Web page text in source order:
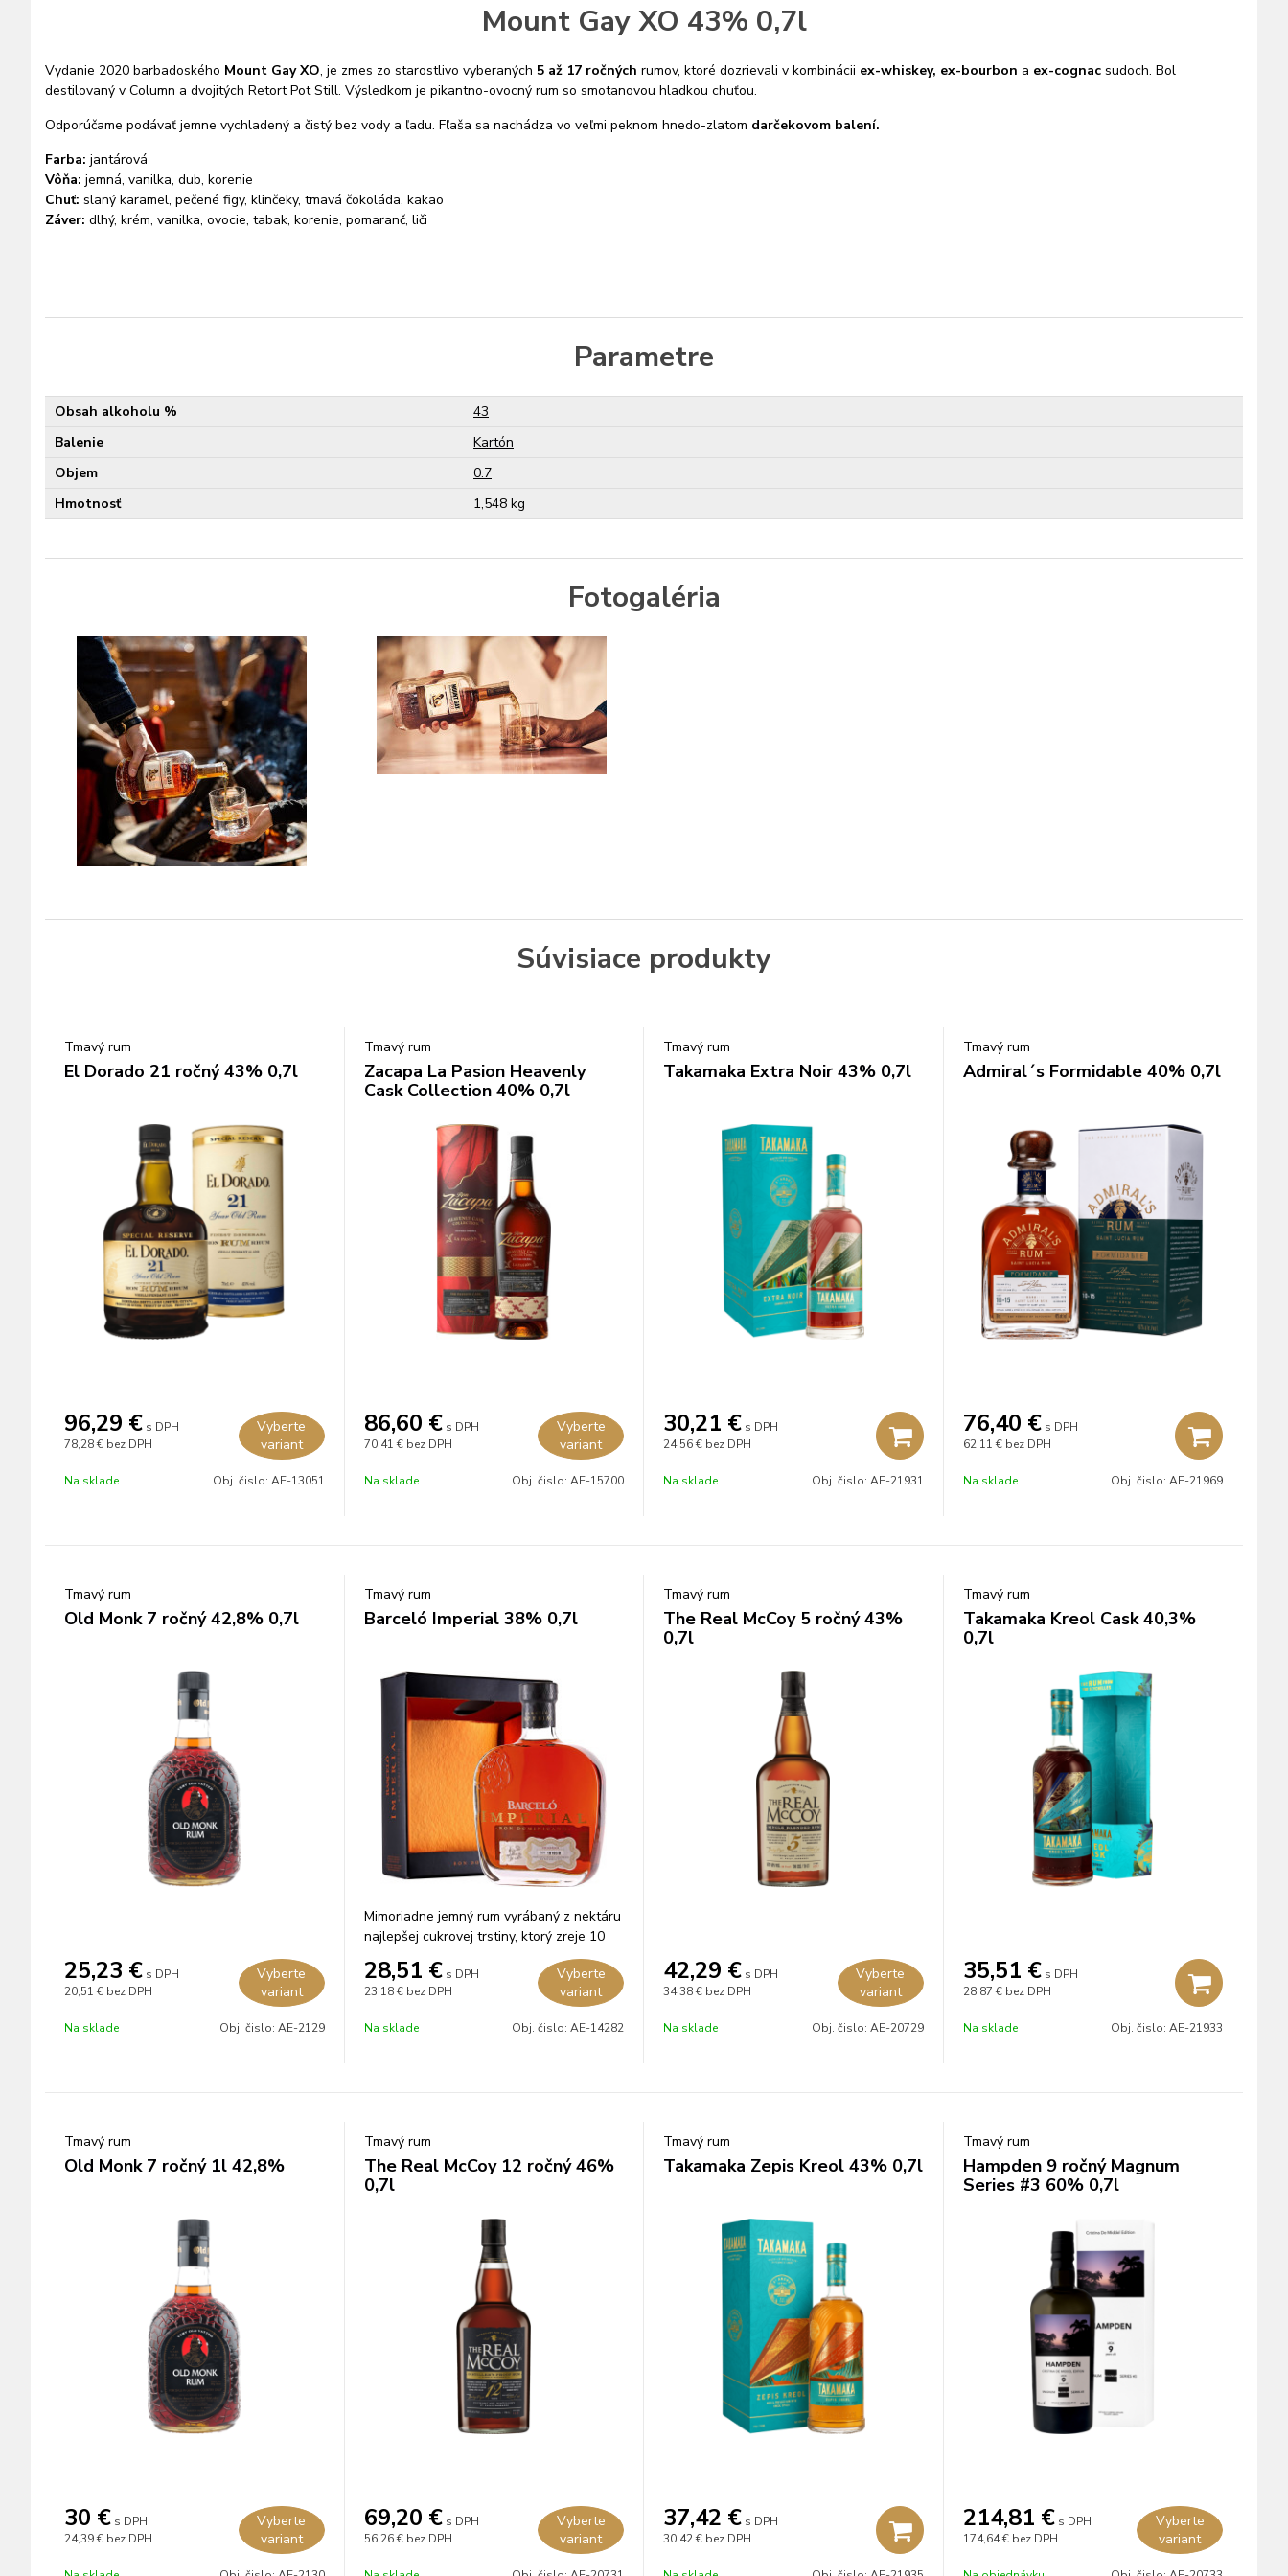
Mount Gay XO 43% 0,7l
Vydanie 2020 barbadoského Mount Gay XO, je zmes zo starostlivo vyberaných 5 až 17 ročných rumov, ktoré dozrievali v kombinácii ex-whiskey, ex-bourbon a ex-cognac sudoch. Bol
destilovaný v Column a dvojitých Retort Pot Still. Výsledkom je pikantno-ovocný rum so smotanovou hladkou chuťou.
Odporúčame podávať jemne vychladený a čistý bez vody a ľadu. Fľaša sa nachádza vo veľmi peknom hnedo-zlatom darčekovom balení.
Farba: jantárová
Vôňa: jemná, vanilka, dub, korenie
Chuť: slaný karamel, pečené figy, klinčeky, tmavá čokoláda, kakao
Záver: dlhý, krém, vanilka, ovocie, tabak, korenie, pomaranč, liči
Parametre
Obsah alkoholu %
43
Balenie
Kartón
Objem
0.7
Hmotnosť
1,548 kg
Fotogaléria
Súvisiace produkty
Tmavý rum
El Dorado 21 ročný 43% 0,7l
96,29 € s DPH
78,28 € bez DPH
Vyberte
variant
Na sklade Obj. čislo: AE-13051
Tmavý rum
Zacapa La Pasion Heavenly
Cask Collection 40% 0,7l
86,60 € s DPH
70,41 € bez DPH
Vyberte
variant
Na sklade Obj. čislo: AE-15700
Tmavý rum
Takamaka Extra Noir 43% 0,7l
30,21 € s DPH
24,56 € bez DPH
Na sklade Obj. čislo: AE-21931
Tmavý rum
Admiral´s Formidable 40% 0,7l
76,40 € s DPH
62,11 € bez DPH
Na sklade Obj. čislo: AE-21969
Tmavý rum
Old Monk 7 ročný 42,8% 0,7l
25,23 € s DPH
20,51 € bez DPH
Vyberte
variant
Na sklade Obj. čislo: AE-2129
Tmavý rum
Barceló Imperial 38% 0,7l
Mimoriadne jemný rum vyrábaný z nektáru
najlepšej cukrovej trstiny, ktorý zreje 10
rokov v amerických dubových sudoch po
bourbone.
28,51 € s DPH
23,18 € bez DPH
Vyberte
variant
Na sklade Obj. čislo: AE-14282
Tmavý rum
The Real McCoy 5 ročný 43%
0,7l
42,29 € s DPH
34,38 € bez DPH
Vyberte
variant
Na sklade Obj. čislo: AE-20729
Tmavý rum
Takamaka Kreol Cask 40,3%
0,7l
35,51 € s DPH
28,87 € bez DPH
Na sklade Obj. čislo: AE-21933
Tmavý rum
Old Monk 7 ročný 1l 42,8%
30 € s DPH
24,39 € bez DPH
Vyberte
variant
Tmavý rum
The Real McCoy 12 ročný 46%
0,7l
69,20 € s DPH
56,26 € bez DPH
Vyberte
variant
Tmavý rum
Takamaka Zepis Kreol 43% 0,7l
37,42 € s DPH
30,42 € bez DPH
Tmavý rum
Hampden 9 ročný Magnum
Series #3 60% 0,7l
214,81 € s DPH
174,64 € bez DPH
Vyberte
variant